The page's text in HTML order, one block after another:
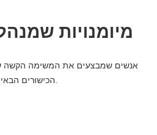
מיומנויות
אנשים שמבצעים את המשימה הקשה